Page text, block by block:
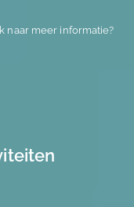
naar meer informatie?